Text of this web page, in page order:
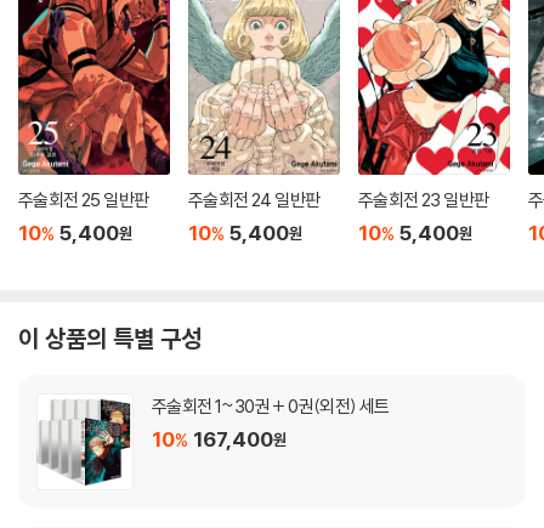
주술회전 25 일반판
10% 5,400원
주술회전 24 일반판
10% 5,400원
주술회전 23 일반판
10% 5,400원
이 상품의 특별 구성
주술회전 1~30권 + 0권(외전) 세트
10% 167,400원